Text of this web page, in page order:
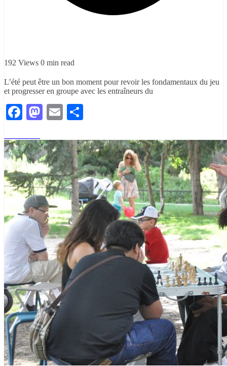
192 Views 0 min read
L’été peut être un bon moment pour revoir les fondamentaux du jeu
et progresser en groupe avec les entraîneurs du
Facebook
Mastodon
Email